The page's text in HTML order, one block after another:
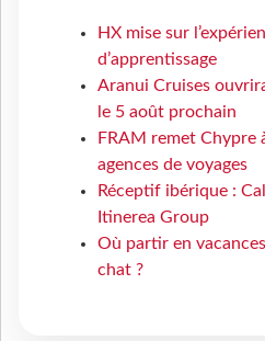
HX mise sur
d’apprentissage
Aranui Cruises
le 5 août prochain
FRAM remet Chypre
agences de voyages
Réceptif ibérique :
Itinerea Group
Où partir en
chat ?